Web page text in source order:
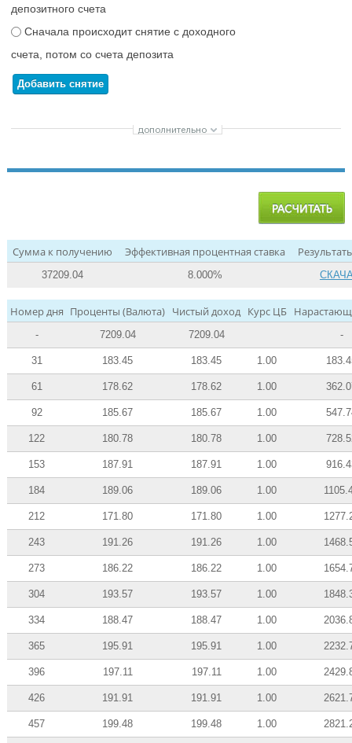
депозитного счета
Сначала происходит снятие с доходного
счета, потом со счета депозита
Добавить снятие
Сумма к получению Эффективная процентная ставка
37209.04 8.000%
Номер дня Проценты (Валюта) Чистый доход Курс ЦБ
- 7209.04 7209.04 -
31 183.45 183.45 1.00
61 178.62 178.62 1.00
92 185.67 185.67 1.00
122 180.78 180.78 1.00
153 187.91 187.91 1.00
184 189.06 189.06 1.00
212 171.80 171.80 1.00
243 191.26 191.26 1.00
273 186.22 186.22 1.00
304 193.57 193.57 1.00
334 188.47 188.47 1.00
365 195.91 195.91 1.00
396 197.11 197.11 1.00
426 191.91 191.91 1.00
457 199.48 199.48 1.00